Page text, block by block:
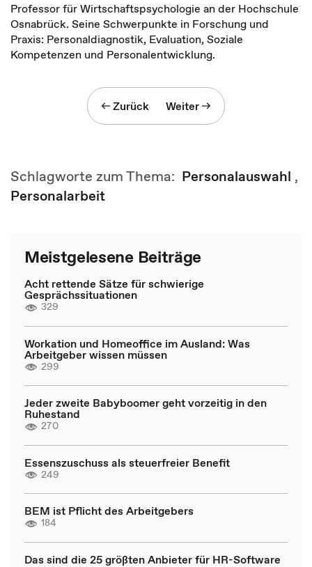
Professor für Wirtschaftspsychologie an der Hochschule
Osnabrück. Seine Schwerpunkte in Forschung und
Praxis: Personaldiagnostik, Evaluation, Soziale
Kompetenzen und Personalentwicklung.
Zurück Weiter
Schlagworte zum Thema: Personalauswahl ,
Personalarbeit
Meistgelesene Beiträge
Acht rettende Sätze für schwierige
Gesprächssituationen
329
Workation und Homeoffice im Ausland: Was
Arbeitgeber wissen müssen
299
Jeder zweite Babyboomer geht vorzeitig in den
Ruhestand
270
Essenszuschuss als steuerfreier Benefit
249
BEM ist Pflicht des Arbeitgebers
184
Das sind die 25 größten Anbieter für HR-Software